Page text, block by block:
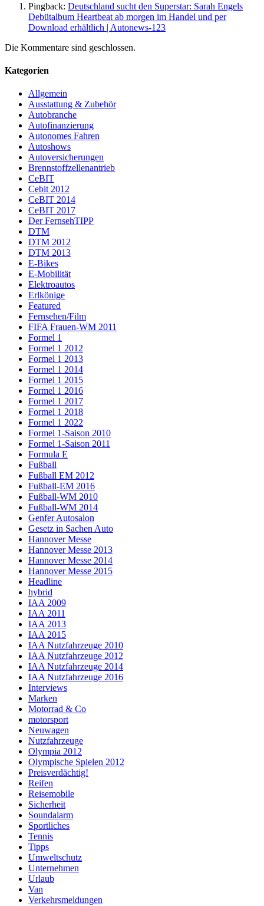
Pingback: Deutschland sucht den Superstar: Sarah Engels
Debütalbum Heartbeat ab morgen im Handel und per
Download erhältlich | Autonews-123
Die Kommentare sind geschlossen.
Kategorien
Allgemein
Ausstattung & Zubehör
Autobranche
Autofinanzierung
Autonomes Fahren
Autoshows
Autoversicherungen
Brennstoffzellenantrieb
CeBIT
Cebit 2012
CeBIT 2014
CeBIT 2017
Der FernsehTIPP
DTM
DTM 2012
DTM 2013
E-Bikes
E-Mobilität
Elektroautos
Erlkönige
Featured
Fernsehen/Film
FIFA Frauen-WM 2011
Formel 1
Formel 1 2012
Formel 1 2013
Formel 1 2014
Formel 1 2015
Formel 1 2016
Formel 1 2017
Formel 1 2018
Formel 1 2022
Formel 1-Saison 2010
Formel 1-Saison 2011
Formula E
Fußball
Fußball EM 2012
Fußball-EM 2016
Fußball-WM 2010
Fußball-WM 2014
Genfer Autosalon
Gesetz in Sachen Auto
Hannover Messe
Hannover Messe 2013
Hannover Messe 2014
Hannover Messe 2015
Headline
hybrid
IAA 2009
IAA 2011
IAA 2013
IAA 2015
IAA Nutzfahrzeuge 2010
IAA Nutzfahrzeuge 2012
IAA Nutzfahrzeuge 2014
IAA Nutzfahrzeuge 2016
Interviews
Marken
Motorrad & Co
motorsport
Neuwagen
Nutzfahrzeuge
Olympia 2012
Olympische Spielen 2012
Preisverdächtig!
Reifen
Reisemobile
Sicherheit
Soundalarm
Sportliches
Tennis
Tipps
Umweltschutz
Unternehmen
Urlaub
Van
Verkehrsmeldungen